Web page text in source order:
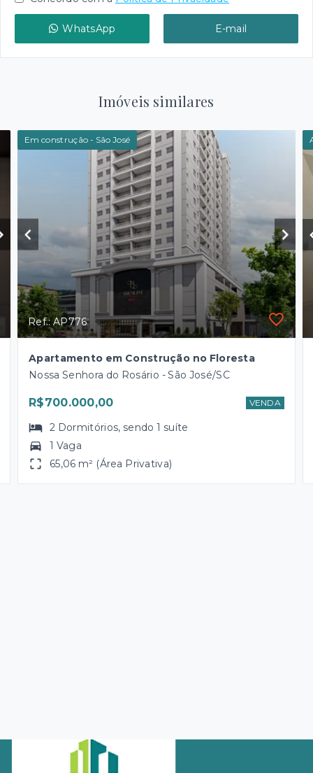
WhatsApp E-mail
Imóveis similares
Em construção - São José
Ref.: AP776
Apartamento em Construção no Floresta
Nossa Senhora do Rosário - São José/SC
R$700.000,00 VENDA
2 Dormitórios, sendo1 suíte
1 Vaga
65,06 m² (Área Privativa)